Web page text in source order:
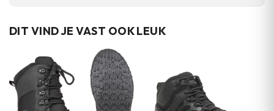
DIT VIND JE VAST OOK LEUK